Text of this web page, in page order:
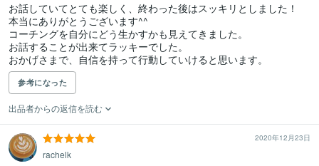
お話していてとても楽しく、終わった後はスッキリとしました！
本当にありがとうございます^^
コーチングを自分にどう生かすかも見えてきました。
お話することが出来てラッキーでした。
おかげさまで、自信を持って行動していけると思います。
参考になった
出品者からの返信を読む
2020年12月23日
rachelk